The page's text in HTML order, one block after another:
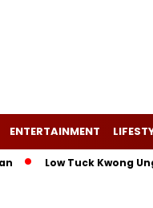
ENTERTAINMENT
Low Tuck Kwong Unggul di